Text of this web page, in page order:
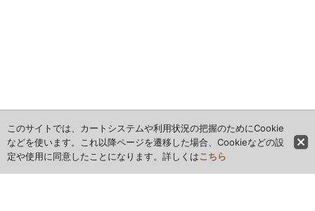
このサイトでは、カートシステムや利用状況の把握のためにCookie
などを使います。これ以降ページを遷移した場合、Cookieなどの設
定や使用に同意したことになります。詳しくはこちら